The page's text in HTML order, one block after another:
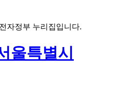
자정부 누리집입니다.